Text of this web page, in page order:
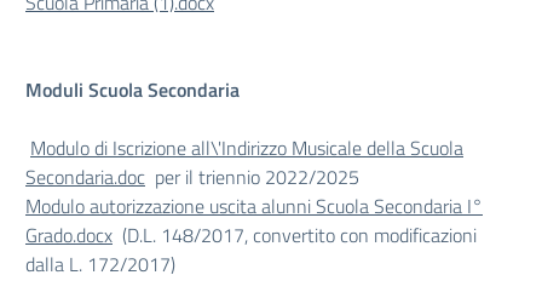
Moduli Scuola Secondaria
Modulo di Iscrizione all\'Indirizzo Musicale della Scuola
Secondaria.doc per il triennio 2022/2025
Modulo autorizzazione uscita alunni Scuola Secondaria I°
Grado.docx (D.L. 148/2017, convertito con modificazioni
dalla L. 172/2017)